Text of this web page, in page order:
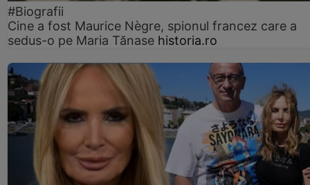
#Biografii
Cine a fost Maurice Nègre, spionul francez care a
sedus-o pe Maria Tănase historia.ro